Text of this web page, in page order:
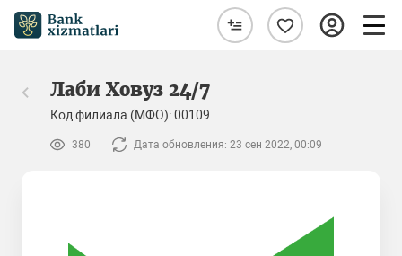
Лаби Ховуз 24/7
Код филиала (МФО): 00109
380 Дата обновления: 23 сен 2022, 00:09